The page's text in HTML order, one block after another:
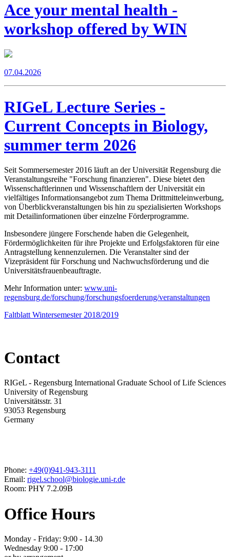
Ace your mental health -
workshop offered by WIN
07.04.2026
RIGeL Lecture Series -
Current Concepts in Biology,
summer term 2026
Seit Sommersemester 2016 läuft an der Universität Regensburg die
Veranstaltungsreihe "Forschung finanzieren". Diese bietet den
Wissenschaftlerinnen und Wissenschaftlern der Universität ein
vielfältiges Informationsangebot zum Thema Drittmitteleinwerbung,
von Überblickveranstaltungen bis hin zu spezialisierten Workshops
mit Detailinformationen über einzelne Förderprogramme.
Insbesondere jüngere Forschende haben die Gelegenheit,
Fördermöglichkeiten für ihre Projekte und Erfolgsfaktoren für eine
Antragstellung kennenzulernen. Die Veranstalter sind der
Vizepräsident für Forschung und Nachwuchsförderung und die
Universitätsfrauenbeauftragte.
Mehr Information unter: www.uni-
regensburg.de/forschung/forschungsfoerderung/veranstaltungen
Faltblatt Wintersemester 2018/2019
Contact
RIGeL - Regensburg International Graduate School of Life Sciences
University of Regensburg
Universitätsstr. 31
93053 Regensburg
Germany
Phone: +49(0)941-943-3111
Email: rigel.school@biologie.uni-r.de
Room: PHY 7.2.09B
Office Hours
Monday - Friday: 9:00 - 14.30
Wednesday 9:00 - 17:00